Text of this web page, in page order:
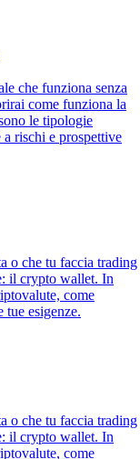
che funziona senza
come funziona la
le tipologie
rischi e prospettive
o che tu faccia trading
il crypto wallet. In
come
tue esigenze.
o che tu faccia trading
il crypto wallet. In
come